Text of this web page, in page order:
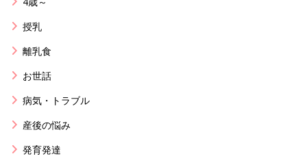
授乳
離乳食
お世話
病気・トラブル
産後の悩み
発育発達